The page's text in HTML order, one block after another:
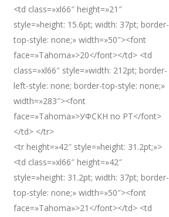
<td class=»xl66″ height=»21″
style=»height: 15.6pt; width: 37pt; border-
top-style: none;» width=»50″><font
face=»Tahoma»>20</font></td> <td
class=»xl66″ style=»width: 212pt; border-
left-style: none; border-top-style: none;»
width=»283″><font
face=»Tahoma»>УФСКН по РТ</font>
</td> </tr>
<tr height=»42″ style=»height: 31.2pt;»>
<td class=»xl66″ height=»42″
style=»height: 31.2pt; width: 37pt; border-
top-style: none;» width=»50″><font
face=»Tahoma»>21</font></td> <td